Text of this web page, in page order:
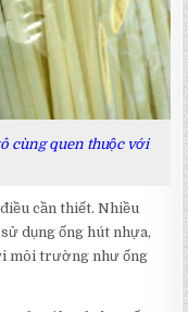
cùng quen thuộc với
cần thiết. Nhiều
dụng ống hút nhựa,
môi trường như ống